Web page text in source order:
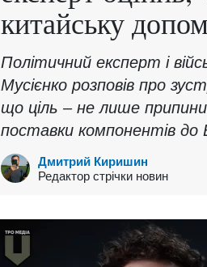
китайську
Політичний експерт і
Мусієнко розповів про
що ціль – не лише
поставки компонентів
Дмитрий Киришин
Редактор стрічки новин